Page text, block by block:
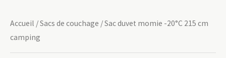
Accueil /Sacs de couchage / Sac duvet momie -20°C 215 cm
camping